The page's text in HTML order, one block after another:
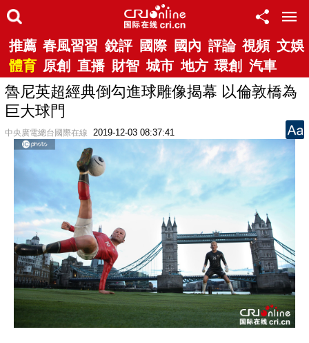
推薦 春風習習 銳評 國際 國內 評論 視頻 文娛
體育 原創 直播 財智 城市 地方 環創 汽車
魯尼英超經典倒勾進球雕像揭幕 以倫敦橋為
巨大球門
中央廣電總台國際在線 2019-12-03 08:37:41